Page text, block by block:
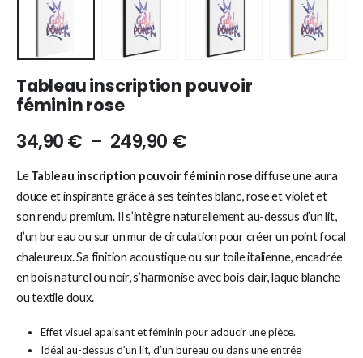
Tableau inscription pouvoir
féminin rose
34,90€ – 249,90 €
LeTableau inscription pouvoir féminin rosediffuse une aura
douce et inspirante grâce à ses teintes blanc, rose et violet et
son rendu premium. Il s’intègre naturellement au-dessus d’un lit,
d’un bureau ou sur un mur de circulation pour créer un point focal
chaleureux. Sa finition acoustique ou sur toile italienne, encadrée
en bois naturel ou noir, s’harmonise avec bois clair, laque blanche
ou textile doux.
Effet visuel apaisant et féminin pour adoucir une pièce.
Idéal au-dessus d’un lit, d’un bureau ou dans une entrée